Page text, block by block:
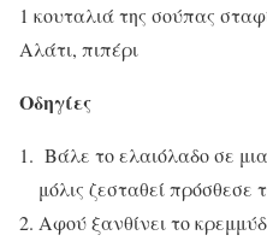
1 κουταλιά της σούπας
Αλάτι, πιπέρι
Οδηγίες
Βάλε το ελαιόλαδο σε
μόλις ζεσταθεί πρόσθεσε
Αφού ξανθίνει το